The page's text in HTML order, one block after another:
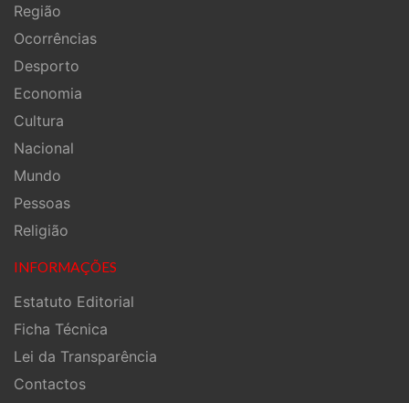
Região
Ocorrências
Desporto
Economia
Cultura
Nacional
Mundo
Pessoas
Religião
INFORMAÇÕES
Estatuto Editorial
Ficha Técnica
Lei da Transparência
Contactos